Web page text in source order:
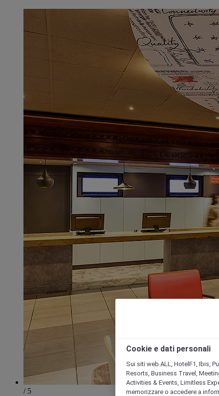
/ 5
Cookie e dati personali
Sui siti web ALL, HotelF1, Ibis,
Resorts, Business Travel,
Activities & Events, Limitless
memorizzare o accedere a